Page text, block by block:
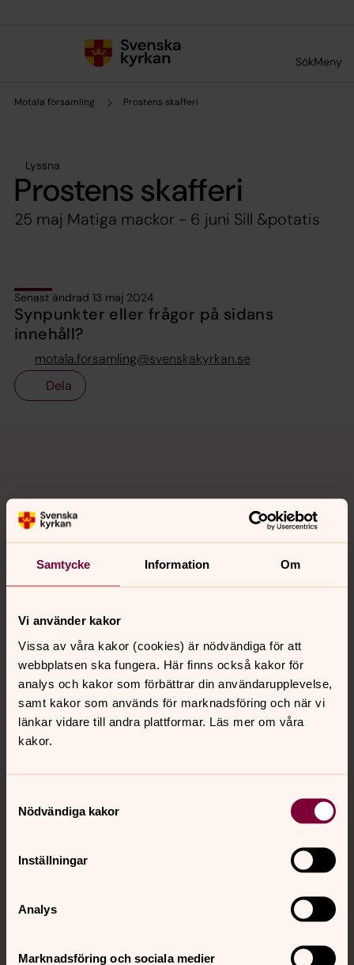
Samtycke Information Om
Vi använder kakor
Vissa av våra kakor (cookies) är nödvändiga för att
webbplatsen ska fungera. Här finns också kakor för
analys och kakor som förbättrar din användarupplevelse,
samt kakor som används för marknadsföring och när vi
länkar vidare till andra plattformar. Läs mer om våra
kakor.
Nödvändiga kakor
Inställningar
Analys
Marknadsföring och sociala medier
SökMeny
Motala församling Prostens skafferi
Lyssna
Prostens skafferi
25 maj Matiga mackor - 6 juni Sill &potatis
Senast ändrad 13 maj 2024
Synpunkter eller frågor på sidans
innehåll?
motala.forsamling@svenskakyrkan.se
Dela
Kontakt
Kalender
Hitta snabbt
Sociala kanaler
Jourhavande präst
Akut samtals- och krisstöd. Prata eller chatta anonymt
med en präst på kvällar och nätter.
Chatt
Telefon 112